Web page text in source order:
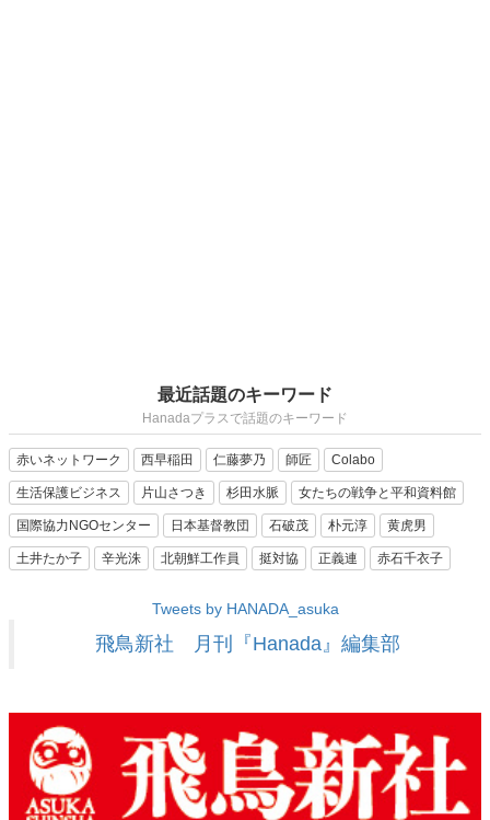
最近話題のキーワード
Hanadaプラスで話題のキーワード
赤いネットワーク 西早稲田 仁藤夢乃 師匠 Colabo
生活保護ビジネス 片山さつき 杉田水脈 女たちの戦争と平和資料館
国際協力NGOセンター 日本基督教団 石破茂 朴元淳 黄虎男
土井たか子 辛光洙 北朝鮮工作員 挺対協 正義連 赤石千衣子
Tweets by HANADA_asuka
飛鳥新社 月刊『Hanada』編集部